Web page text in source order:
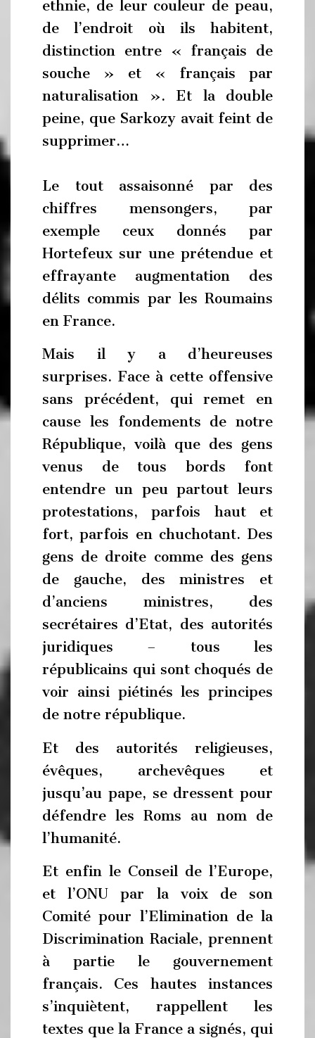
ethnie, de leur couleur de peau,
de l’endroit où ils habitent,
distinction entre « français de
souche » et « français par
naturalisation ». Et la double
peine, que Sarkozy avait feint de
supprimer…
Le tout assaisonné par des
chiffres mensongers, par
exemple ceux donnés par
Hortefeux sur une prétendue et
effrayante augmentation des
délits commis par les Roumains
en France.
Mais il y a d’heureuses
surprises. Face à cette offensive
sans précédent, qui remet en
cause les fondements de notre
République, voilà que des gens
venus de tous bords font
entendre un peu partout leurs
protestations, parfois haut et
fort, parfois en chuchotant. Des
gens de droite comme des gens
de gauche, des ministres et
d’anciens ministres, des
secrétaires d’Etat, des autorités
juridiques – tous les
républicains qui sont choqués de
voir ainsi piétinés les principes
de notre république.
Et des autorités religieuses,
évêques, archevêques et
jusqu’au pape, se dressent pour
défendre les Roms au nom de
l’humanité.
Et enfin le Conseil de l’Europe,
et l’ONU par la voix de son
Comité pour l’Elimination de la
Discrimination Raciale, prennent
à partie le gouvernement
français. Ces hautes instances
s’inquiètent, rappellent les
textes que la France a signés, qui